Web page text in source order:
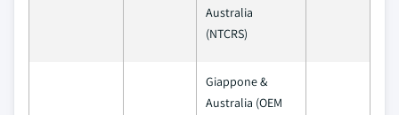
Australia
(NTCRS)
Giappone &
Australia (OEM